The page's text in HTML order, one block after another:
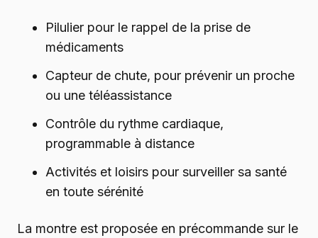
Pilulier pour le rappel de la prise de
médicaments
Capteur de chute, pour prévenir un proche
ou une téléassistance
Contrôle du rythme cardiaque,
programmable à distance
Activités et loisirs pour surveiller sa santé
en toute sérénité
La montre est proposée en précommande sur le